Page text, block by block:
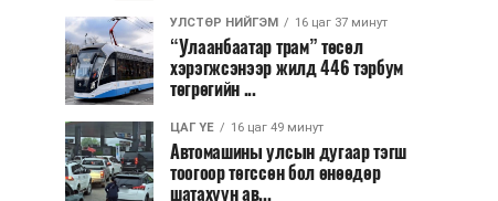
УЛСТӨР НИЙГЭМ 16 цаг 37 минут
“Улаанбаатар трам” төсөл
хэрэгжсэнээр жилд 446 тэрбум
төгрөгийн ...
ЦАГ ҮЕ 16 цаг 49 минут
Автомашины улсын дугаар тэгш
тоогоор төгссөн бол өнөөдөр
шатахуун ав...